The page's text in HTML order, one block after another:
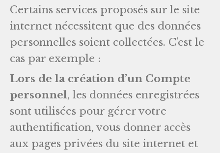
Certains services proposés sur le site
internet nécessitent que des données
personnelles soient collectées. C’est le
cas par exemple :
Lors de la création d’un Compte
personnel, les données enregistrées
sont utilisées pour gérer votre
authentification, vous donner accès
aux pages privées du site internet et